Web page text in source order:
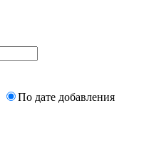
По дате добавления